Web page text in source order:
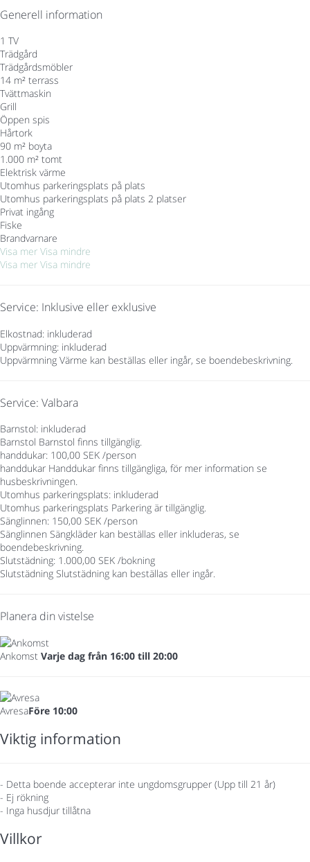
Generell information
1 TV
Trädgård
Trädgårdsmöbler
14 m² terrass
Tvättmaskin
Grill
Öppen spis
Hårtork
90 m² boyta
1.000 m² tomt
Elektrisk värme
Utomhus parkeringsplats på plats
Utomhus parkeringsplats på plats 2 platser
Privat ingång
Fiske
Brandvarnare
Visa mer Visa mindre
Visa mer Visa mindre
Service: Inklusive eller exklusive
Elkostnad: inkluderad
Uppvärmning: inkluderad
Uppvärmning Värme kan beställas eller ingår, se boendebeskrivning.
Service: Valbara
Barnstol: inkluderad
Barnstol Barnstol finns tillgänglig.
handdukar: 100,00 SEK /person
handdukar Handdukar finns tillgängliga, för mer information se
husbeskrivningen.
Utomhus parkeringsplats: inkluderad
Utomhus parkeringsplats Parkering är tillgänglig.
Sänglinnen: 150,00 SEK /person
Sänglinnen Sängkläder kan beställas eller inkluderas, se
boendebeskrivning.
Slutstädning: 1.000,00 SEK /bokning
Slutstädning Slutstädning kan beställas eller ingår.
Planera din vistelse
Ankomst Varje dag från 16:00 till 20:00
AvresaFöre 10:00
Viktig information
- Detta boende accepterar inte ungdomsgrupper (Upp till 21 år)
- Ej rökning
- Inga husdjur tillåtna
Villkor